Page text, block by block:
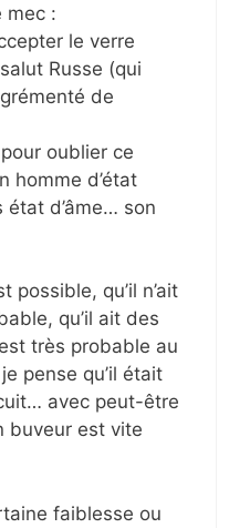
mec :
le verre
Russe (qui
de
oublier ce
homme d’état
état d’âme… son
possible, qu’il n’ait
qu’il ait des
très probable au
pense qu’il était
avec peut-être
buveur est vite
faiblesse ou